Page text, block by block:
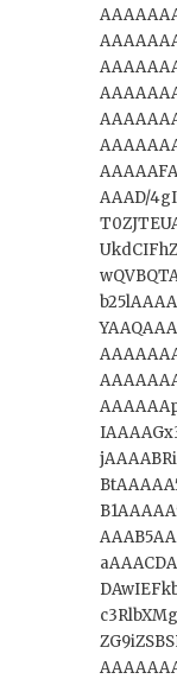
AAAD/